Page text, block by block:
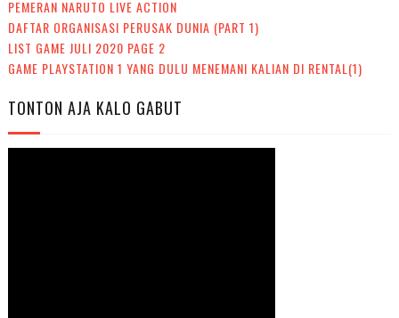
PEMERAN NARUTO LIVE ACTION
DAFTAR ORGANISASI PERUSAK DUNIA (PART 1)
LIST GAME JULI 2020 PAGE 2
GAME PLAYSTATION 1 YANG DULU MENEMANI KALIAN DI RENTAL(1)
TONTON AJA KALO GABUT